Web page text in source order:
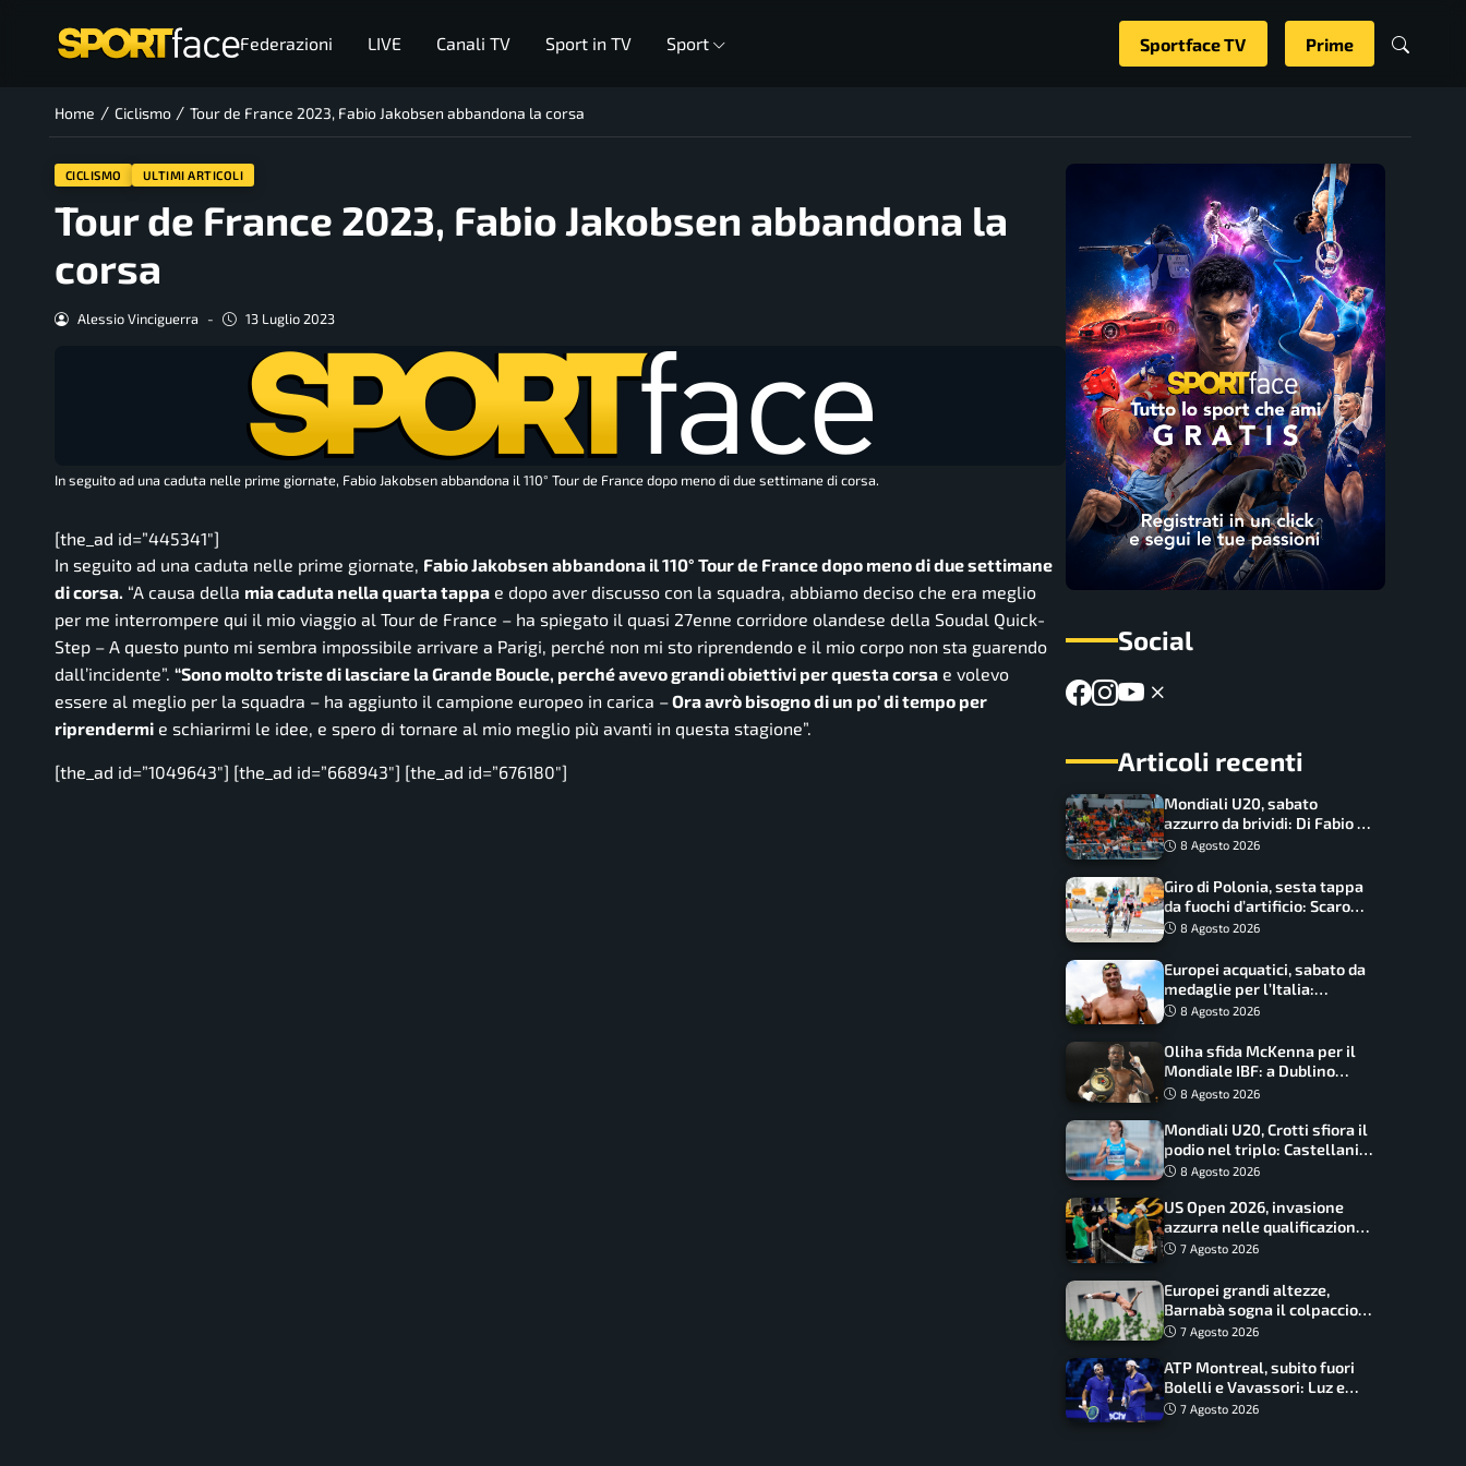
Federazioni LIVE Canali TV Sport in TV Sport Sportface TV Prime
Home / Ciclismo / Tour de France 2023, Fabio Jakobsen abbandona la corsa
CICLISMO ULTIMI ARTICOLI
Tour de France 2023, Fabio Jakobsen abbandona la
corsa
Alessio Vinciguerra - 13 Luglio 2023
In seguito ad una caduta nelle prime giornate, Fabio Jakobsen abbandona il 110° Tour de France dopo meno di due settimane di corsa.
[the_ad id=”445341″]
In seguito ad una caduta nelle prime giornate, Fabio Jakobsen abbandona il 110° Tour de France dopo meno di due settimane
di corsa. “A causa della mia caduta nella quarta tappa e dopo aver discusso con la squadra, abbiamo deciso che era meglio
per me interrompere qui il mio viaggio al Tour de France – ha spiegato il quasi 27enne corridore olandese della Soudal Quick-
Step – A questo punto mi sembra impossibile arrivare a Parigi, perché non mi sto riprendendo e il mio corpo non sta guarendo
dall’incidente”. “Sono molto triste di lasciare la Grande Boucle, perché avevo grandi obiettivi per questa corsa e volevo
essere al meglio per la squadra – ha aggiunto il campione europeo in carica –Ora avrò bisogno di un po’ di tempo per
riprendermi e schiarirmi le idee, e spero di tornare al mio meglio più avanti in questa stagione”.
[the_ad id=”1049643″] [the_ad id=”668943″] [the_ad id=”676180″]
Social
Articoli recenti
Mondiali U20, sabato
azzurro da brividi: Di Fabio e
Inzoli sognano le medaglie,
8 Agosto 2026
Giro di Polonia, sesta tappa
da fuochi d’artificio: Scaroni
può attaccare la maglia di
8 Agosto 2026
Europei acquatici, sabato da
medaglie per l’Italia:
Paltrinieri guida la staffetta,
grandi altezze
8 Agosto 2026
Oliha sfida McKenna per il
Mondiale IBF: a Dublino
serve l’impresa nella tana
8 Agosto 2026
Mondiali U20, Crotti sfiora il
podio nel triplo: Castellani
da record, Succo in finale
8 Agosto 2026
US Open 2026, invasione
azzurra nelle qualificazioni:
17 italiani a caccia del main
7 Agosto 2026
Europei grandi altezze,
Barnabà sogna il colpaccio:
è leader a metà gara, Baraldi
7 Agosto 2026
ATP Montreal, subito fuori
Bolelli e Vavassori: Luz e
Matos fermano gli azzurri
7 Agosto 2026